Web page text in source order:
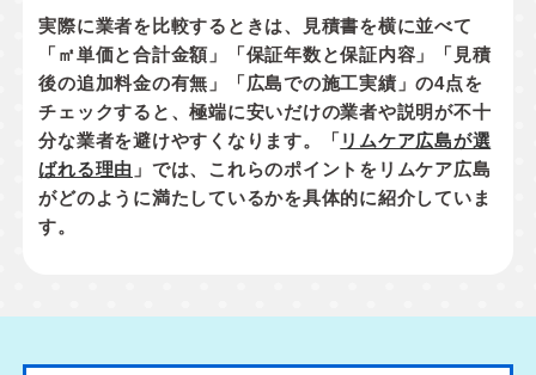
実際に業者を比較するときは、見積書を横に並べて
「㎡単価と合計金額」「保証年数と保証内容」「見積
後の追加料金の有無」「広島での施工実績」の4点を
チェックすると、極端に安いだけの業者や説明が不十
分な業者を避けやすくなります。「 リムケア広島が選
ばれる理由 」では、これらのポイントをリムケア広島
がどのように満たしているかを具体的に紹介していま
す。